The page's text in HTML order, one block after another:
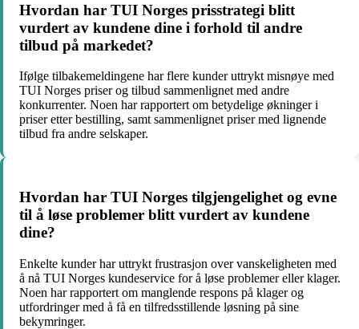
Hvordan har TUI Norges prisstrategi blitt
vurdert av kundene dine i forhold til andre
tilbud på markedet?
Ifølge tilbakemeldingene har flere kunder uttrykt misnøye med
TUI Norges priser og tilbud sammenlignet med andre
konkurrenter. Noen har rapportert om betydelige økninger i
priser etter bestilling, samt sammenlignet priser med lignende
tilbud fra andre selskaper.
Hvordan har TUI Norges tilgjengelighet og evne
til å løse problemer blitt vurdert av kundene
dine?
Enkelte kunder har uttrykt frustrasjon over vanskeligheten med
å nå TUI Norges kundeservice for å løse problemer eller klager.
Noen har rapportert om manglende respons på klager og
utfordringer med å få en tilfredsstillende løsning på sine
bekymringer.